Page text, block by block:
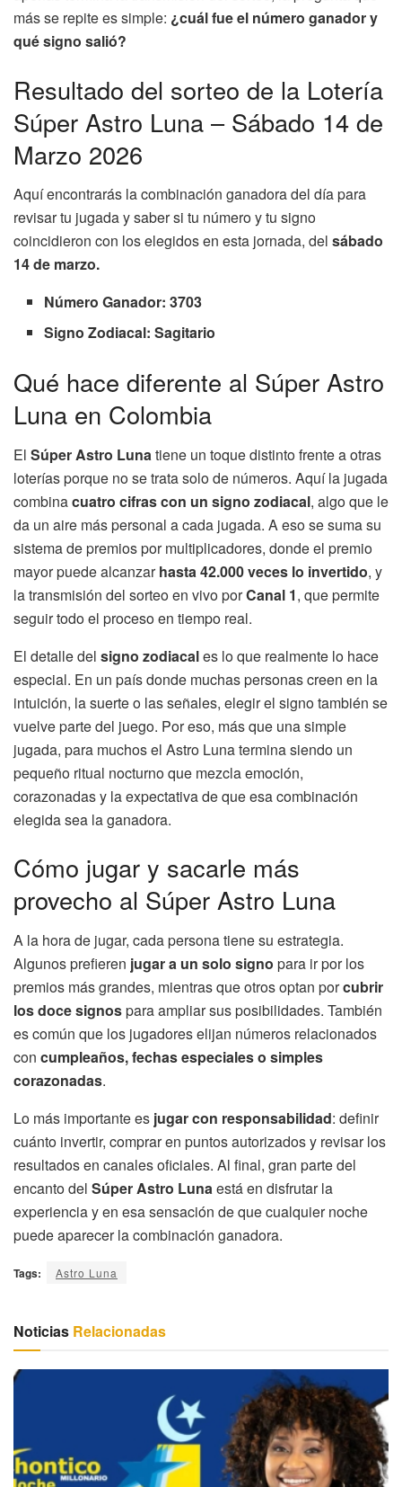
más se repite es simple: ¿cuál fue el número ganador y
qué signo salió?
Resultado del sorteo de la Lotería
Súper Astro Luna – Sábado 14 de
Marzo 2026
Aquí encontrarás la combinación ganadora del día para
revisar tu jugada y saber si tu número y tu signo
coincidieron con los elegidos en esta jornada, del sábado
14 de marzo.
Número Ganador: 3703
Signo Zodiacal: Sagitario
Qué hace diferente al Súper Astro
Luna en Colombia
El Súper Astro Lunatiene un toque distinto frente a otras
loterías porque no se trata solo de números. Aquí la jugada
combinacuatro cifras con un signo zodiacal, algo que le
da un aire más personal a cada jugada. A eso se suma su
sistema de premios por multiplicadores, donde el premio
mayor puede alcanzarhasta 42.000 veces lo invertido, y
la transmisión del sorteo en vivo porCanal 1, que permite
seguir todo el proceso en tiempo real.
El detalle del signo zodiacales lo que realmente lo hace
especial. En un país donde muchas personas creen en la
intuición, la suerte o las señales, elegir el signo también se
vuelve parte del juego. Por eso, más que una simple
jugada, para muchos el Astro Luna termina siendo un
pequeño ritual nocturno que mezcla emoción,
corazonadas y la expectativa de que esa combinación
elegida sea la ganadora.
Cómo jugar y sacarle más
provecho al Súper Astro Luna
A la hora de jugar, cada persona tiene su estrategia.
Algunos prefieren jugar a un solo signo para ir por los
premios más grandes, mientras que otros optan porcubrir
los doce signospara ampliar sus posibilidades. También
es común que los jugadores elijan números relacionados
con cumpleaños, fechas especiales o simples
corazonadas.
Lo más importante es jugar con responsabilidad: definir
cuánto invertir, comprar en puntos autorizados y revisar los
resultados en canales oficiales. Al final, gran parte del
encanto del Súper Astro Lunaestá en disfrutar la
experiencia y en esa sensación de que cualquier noche
puede aparecer la combinación ganadora.
Tags: Astro Luna
Noticias Relacionadas